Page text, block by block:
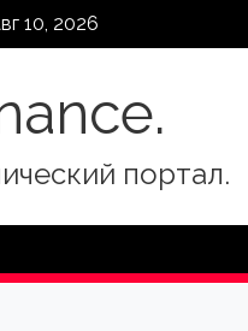
10, 2026
портал.